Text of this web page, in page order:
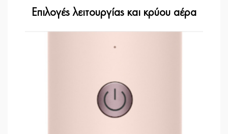
Επιλογές λειτουργίας και κρύου αέρα